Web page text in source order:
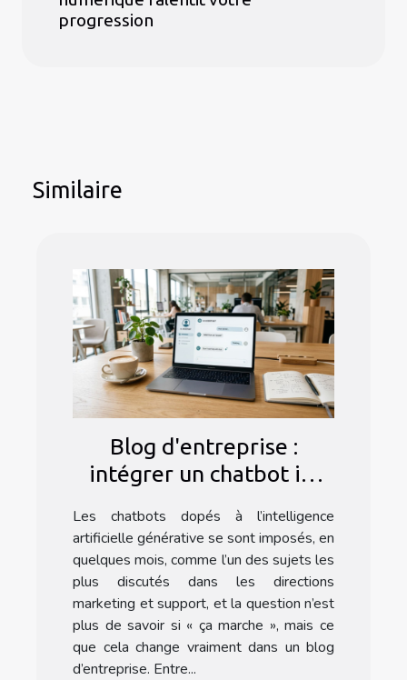
progression
Similaire
Blog d'entreprise :
intégrer un chatbot ia,
2024 ?
Les chatbots dopés à l’intelligence
artificielle générative se sont imposés, en
quelques mois, comme l’un des sujets les
plus discutés dans les directions
marketing et support, et la question n’est
plus de savoir si « ça marche », mais ce
que cela change vraiment dans un blog
d’entreprise. Entre...